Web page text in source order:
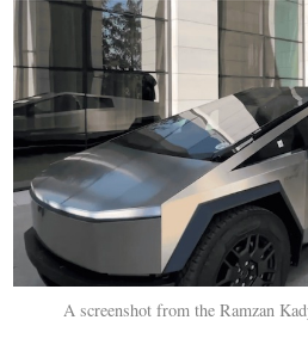
A screenshot from the Ramzan